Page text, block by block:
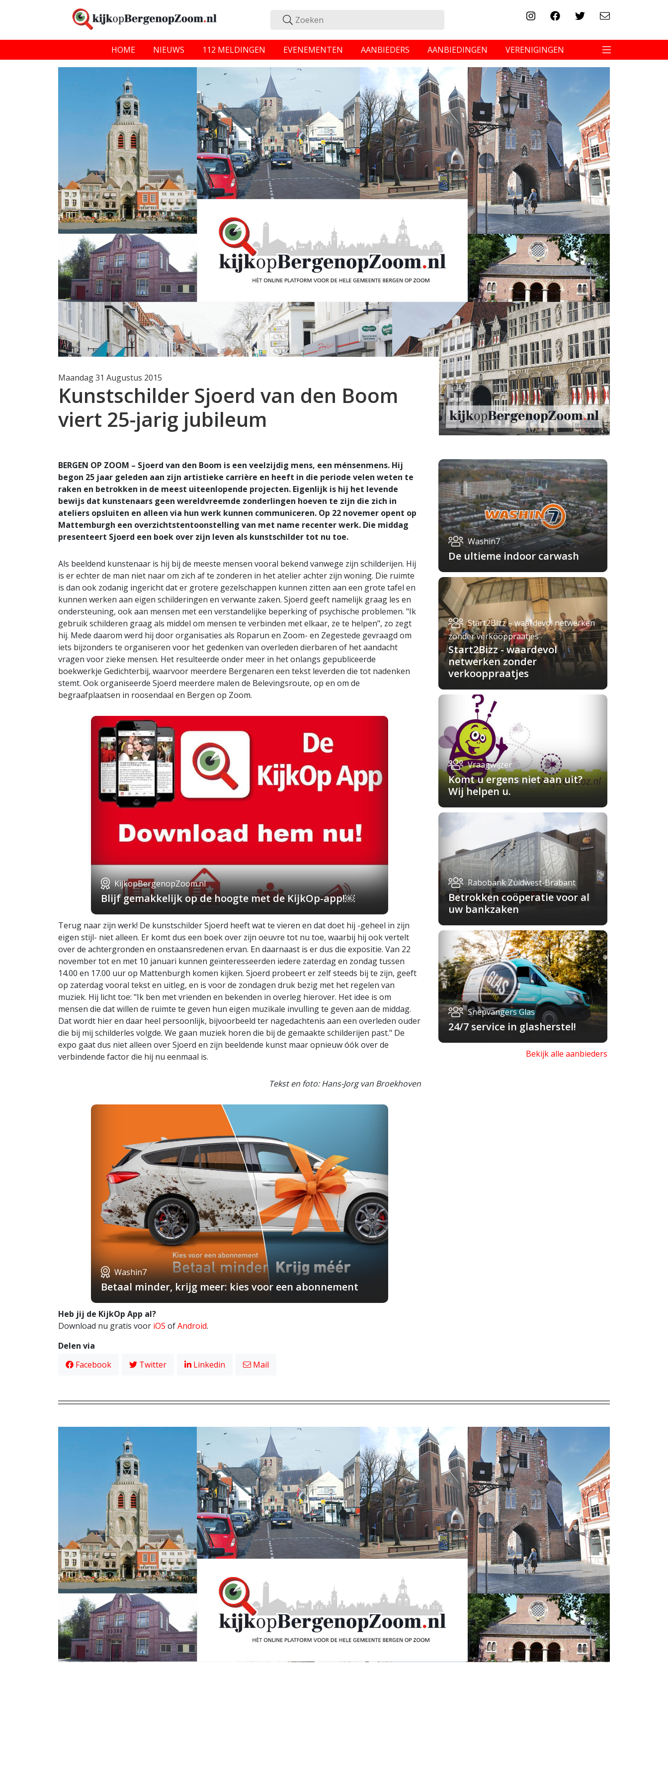
HOME NIEUWS 112 MELDINGEN EVENEMENTEN AANBIEDERS AANBIEDINGEN VERENIGINGEN
Maandag 31 Augustus 2015
Kunstschilder Sjoerd van den Boom
viert 25-jarig jubileum
BERGEN OP ZOOM – Sjoerd van den Boom is een veelzijdig mens, een ménsenmens. Hij
begon 25 jaar geleden aan zijn artistieke carrière en heeft in die periode velen weten te
raken en betrokken in de meest uiteenlopende projecten. Eigenlijk is hij het levende
bewijs dat kunstenaars geen wereldvreemde zonderlingen hoeven te zijn die zich in
ateliers opsluiten en alleen via hun werk kunnen communiceren. Op 22 novemer opent op
Mattemburgh een overzichtstentoonstelling van met name recenter werk. Die middag
presenteert Sjoerd een boek over zijn leven als kunstschilder tot nu toe.
Als beeldend kunstenaar is hij bij de meeste mensen vooral bekend vanwege zijn schilderijen. Hij
is er echter de man niet naar om zich af te zonderen in het atelier achter zijn woning. Die ruimte
is dan ook zodanig ingericht dat er grotere gezelschappen kunnen zitten aan een grote tafel en
kunnen werken aan eigen schilderingen en verwante zaken. Sjoerd geeft namelijk graag les en
ondersteuning, ook aan mensen met een verstandelijke beperking of psychische problemen. "Ik
gebruik schilderen graag als middel om mensen te verbinden met elkaar, ze te helpen", zo zegt
hij. Mede daarom werd hij door organisaties als Roparun en Zoom- en Zegestede gevraagd om
iets bijzonders te organiseren voor het gedenken van overleden dierbaren of het aandacht
vragen voor zieke mensen. Het resulteerde onder meer in het onlangs gepubliceerde
boekwerkje Gedichterbij, waarvoor meerdere Bergenaren een tekst leverden die tot nadenken
stemt. Ook organiseerde Sjoerd meerdere malen de Belevingsroute, op en om de
begraafplaatsen in roosendaal en Bergen op Zoom.
KijkopBergenopZoom.nl
Blijf gemakkelijk op de hoogte met de KijkOp-app!￼
Terug naar zijn werk! De kunstschilder Sjoerd heeft wat te vieren en dat doet hij -geheel in zijn
eigen stijl- niet alleen. Er komt dus een boek over zijn oeuvre tot nu toe, waarbij hij ook vertelt
over de achtergronden en onstaansredenen ervan. En daarnaast is er dus die expositie. Van 22
november tot en met 10 januari kunnen geïnteresseerden iedere zaterdag en zondag tussen
14.00 en 17.00 uur op Mattenburgh komen kijken. Sjoerd probeert er zelf steeds bij te zijn, geeft
op zaterdag vooral tekst en uitleg, en is voor de zondagen druk bezig met het regelen van
muziek. Hij licht toe: "Ik ben met vrienden en bekenden in overleg hierover. Het idee is om
mensen die dat willen de ruimte te geven hun eigen muzikale invulling te geven aan de middag.
Dat wordt hier en daar heel persoonlijk, bijvoorbeeld ter nagedachtenis aan een overleden ouder
die bij mij schilderles volgde. We gaan muziek horen die bij de gemaakte schilderijen past." De
expo gaat dus niet alleen over Sjoerd en zijn beeldende kunst maar opnieuw óók over de
verbindende factor die hij nu eenmaal is.
Tekst en foto: Hans-Jorg van Broekhoven
Washin7
Betaal minder, krijg meer: kies voor een abonnement
Heb jij de KijkOp App al?
Download nu gratis voor iOS ofAndroid.
Delen via
Facebook
Twitter Linkedin Mail
Washin7
De ultieme indoor carwash
Start2Bizz – waardevol netwerken
zonder verkooppraatjes
Start2Bizz - waardevol
netwerken zonder
verkooppraatjes
Vraagwijzer
Komt u ergens niet aan uit?
Wij helpen u.
Rabobank Zuidwest-Brabant
Betrokken coöperatie voor al
uw bankzaken
Snepvangers Glas
24/7 service in glasherstel!
Bekijk alle aanbieders